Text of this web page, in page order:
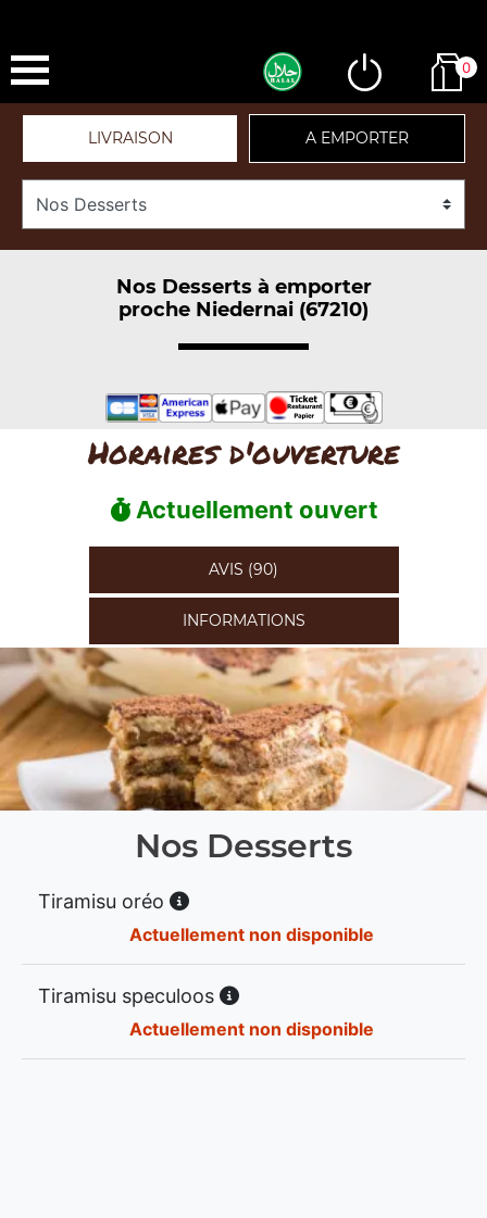
0
LIVRAISON A EMPORTER
Nos Desserts à emporter
proche Niedernai (67210)
Horaires d'ouverture
Actuellement ouvert
AVIS (90)
INFORMATIONS
Nos Desserts
Tiramisu oréo
Actuellement non disponible
Tiramisu speculoos
Actuellement non disponible